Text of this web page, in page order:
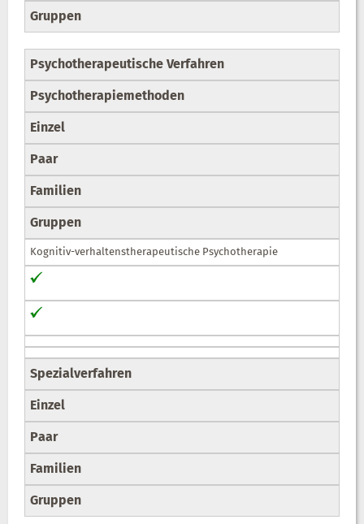
Gruppen
Psychotherapeutische Verfahren
Psychotherapiemethoden
Einzel
Paar
Familien
Gruppen
Kognitiv-verhaltenstherapeutische Psychotherapie
Spezialverfahren
Einzel
Paar
Familien
Gruppen